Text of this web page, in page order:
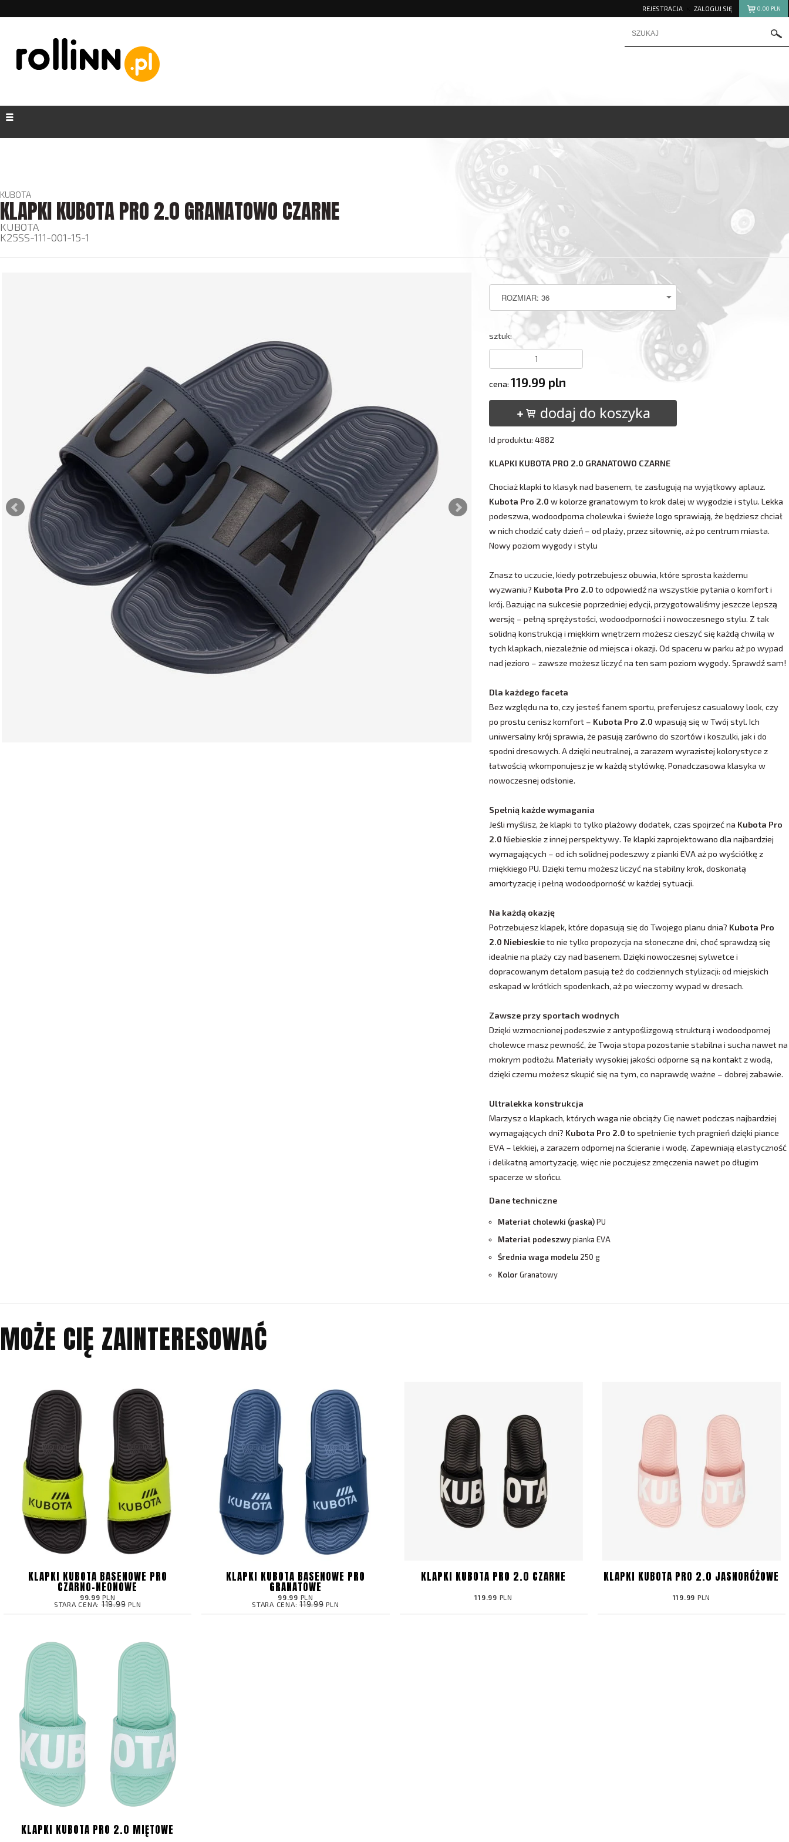
0.00 PLN
REJESTRACJA ZALOGUJ SIĘ
KUBOTA
KLAPKI KUBOTA PRO 2.0 GRANATOWO CZARNE
KUBOTA
K25SS-111-001-15-1
sztuk:
cena:119.99 pln
dodaj do koszyka
Id produktu: 4882
KLAPKI KUBOTA PRO 2.0 GRANATOWO CZARNE
Chociaż klapki to klasyk nad basenem, te zasługują na wyjątkowy aplauz.
Kubota Pro 2.0w kolorze granatowym to krok dalej w wygodzie i stylu. Lekka
podeszwa, wodoodporna cholewka i świeże logo sprawiają, że będziesz chciał
w nich chodzić cały dzień – od plaży, przez siłownię, aż po centrum miasta.
Nowy poziom wygody i stylu
Znasz to uczucie, kiedy potrzebujesz obuwia, które sprosta każdemu
wyzwaniu? Kubota Pro 2.0 to odpowiedź na wszystkie pytania o komfort i
krój. Bazując na sukcesie poprzedniej edycji, przygotowaliśmy jeszcze lepszą
wersję – pełną sprężystości, wodoodporności i nowoczesnego stylu. Z tak
solidną konstrukcją i miękkim wnętrzem możesz cieszyć się każdą chwilą w
tych klapkach, niezależnie od miejsca i okazji. Od spaceru w parku aż po wypad
nad jezioro – zawsze możesz liczyć na ten sam poziom wygody. Sprawdź sam!
Dla każdego faceta
Bez względu na to, czy jesteś fanem sportu, preferujesz casualowy look, czy
po prostu cenisz komfort – Kubota Pro 2.0 wpasują się w Twój styl. Ich
uniwersalny krój sprawia, że pasują zarówno do szortów i koszulki, jak i do
spodni dresowych. A dzięki neutralnej, a zarazem wyrazistej kolorystyce z
łatwością wkomponujesz je w każdą stylówkę. Ponadczasowa klasyka w
nowoczesnej odsłonie.
Spełnią każde wymagania
Jeśli myślisz, że klapki to tylko plażowy dodatek, czas spojrzeć na Kubota Pro
2.0 Niebieskie z innej perspektywy. Te klapki zaprojektowano dla najbardziej
wymagających – od ich solidnej podeszwy z pianki EVA aż po wyściółkę z
miękkiego PU. Dzięki temu możesz liczyć na stabilny krok, doskonałą
amortyzację i pełną wodoodporność w każdej sytuacji.
Na każdą okazję
Potrzebujesz klapek, które dopasują się do Twojego planu dnia? Kubota Pro
2.0 Niebieskieto nie tylko propozycja na słoneczne dni, choć sprawdzą się
idealnie na plaży czy nad basenem. Dzięki nowoczesnej sylwetce i
dopracowanym detalom pasują też do codziennych stylizacji: od miejskich
eskapad w krótkich spodenkach, aż po wieczorny wypad w dresach.
Zawsze przy sportach wodnych
Dzięki wzmocnionej podeszwie z antypoślizgową strukturą i wodoodpornej
cholewce masz pewność, że Twoja stopa pozostanie stabilna i sucha nawet na
mokrym podłożu. Materiały wysokiej jakości odporne są na kontakt z wodą,
dzięki czemu możesz skupić się na tym, co naprawdę ważne – dobrej zabawie.
Ultralekka konstrukcja
Marzysz o klapkach, których waga nie obciąży Cię nawet podczas najbardziej
wymagających dni? Kubota Pro 2.0to spełnienie tych pragnień dzięki piance
EVA – lekkiej, a zarazem odpornej na ścieranie i wodę. Zapewniają elastyczność
i delikatną amortyzację, więc nie poczujesz zmęczenia nawet po długim
spacerze w słońcu.
Dane techniczne
Materiał cholewki (paska)PU
Materiał podeszwypianka EVA
Średnia waga modelu 250 g
KolorGranatowy
MOŻE CIĘ ZAINTERESOWAĆ
KLAPKI KUBOTA BASENOWE PRO
CZARNO-NEONOWE
99.99 PLN
STARA CENA:119.99PLN
KLAPKI KUBOTA BASENOWE PRO
GRANATOWE
99.99 PLN
STARA CENA:119.99PLN
KLAPKI KUBOTA PRO 2.0 CZARNE
119.99 PLN
KLAPKI KUBOTA PRO 2.0 JASNORÓŻOWE
119.99 PLN
KLAPKI KUBOTA PRO 2.0 MIĘTOWE